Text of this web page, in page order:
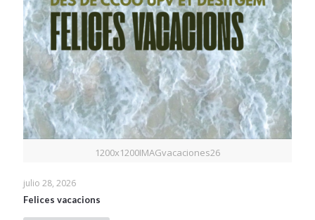
1200x1200IMAGvacaciones26
julio 28, 2026
Felices vacacions